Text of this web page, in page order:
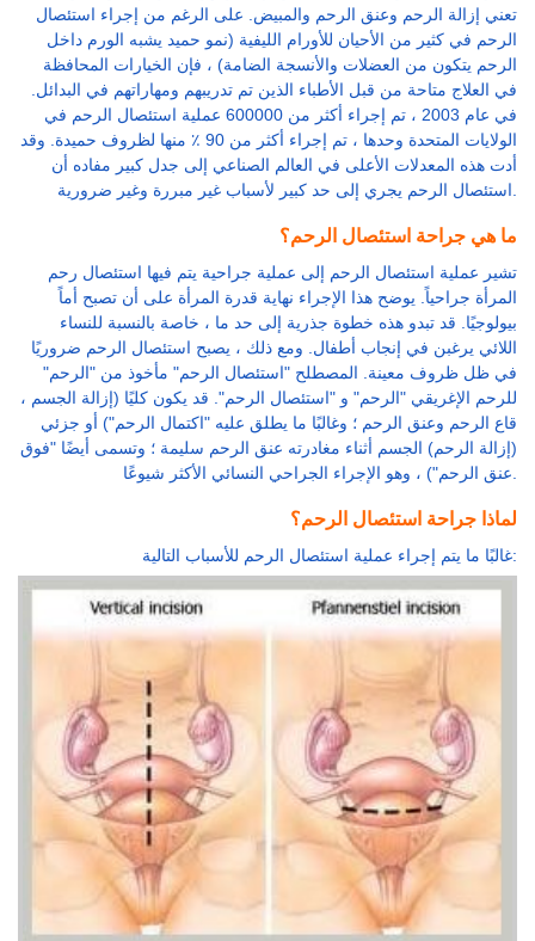
تعني إزالة الرحم وعنق الرحم والمبيض. على الرغم من إجراء استئصال
الرحم في كثير من الأحيان للأورام الليفية (نمو حميد يشبه الورم داخل
الرحم يتكون من العضلات والأنسجة الضامة) ، فإن الخيارات المحافظة
في العلاج متاحة من قبل الأطباء الذين تم تدريبهم ومهاراتهم في البدائل.
في عام 2003 ، تم إجراء أكثر من 600000 عملية استئصال الرحم في
الولايات المتحدة وحدها ، تم إجراء أكثر من 90 ٪ منها لظروف حميدة. وقد
أدت هذه المعدلات الأعلى في العالم الصناعي إلى جدل كبير مفاده أن
ما هي جراحة استئصال الرحم؟
تشير عملية استئصال الرحم إلى عملية جراحية يتم فيها استئصال رحم
المرأة جراحياً. يوضح هذا الإجراء نهاية قدرة المرأة على أن تصبح أماً
بيولوجيًا. قد تبدو هذه خطوة جذرية إلى حد ما ، خاصة بالنسبة للنساء
اللائي يرغبن في إنجاب أطفال. ومع ذلك ، يصبح استئصال الرحم ضروريًا
في ظل ظروف معينة. المصطلح "استئصال الرحم" مأخوذ من "الرحم"
للرحم الإغريقي "الرحم" و "استئصال الرحم". قد يكون كليًا (إزالة الجسم ،
قاع الرحم وعنق الرحم ؛ وغالبًا ما يطلق عليه "اكتمال الرحم") أو جزئي
(إزالة الرحم) الجسم أثناء مغادرته عنق الرحم سليمة ؛ وتسمى أيضًا "فوق
لماذا جراحة استئصال الرحم؟
غالبًا ما يتم إجراء عملية استئصال الرحم للأسباب التالية: